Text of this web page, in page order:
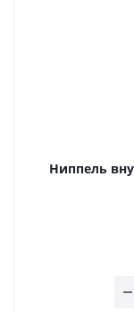
Ниппель